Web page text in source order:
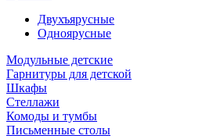
Двухъярусные
Одноярусные
Модульные детские
Гарнитуры для детской
Шкафы
Стеллажи
Комоды и тумбы
Письменные столы